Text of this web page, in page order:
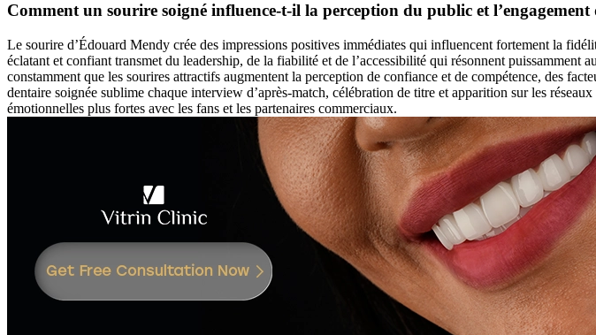
Comment un sourire soigné influence-t-il la perception du public et l’engagement
Le sourire d’Édouard Mendy crée des impressions positives immédiates qui influencent fortement la
éclatant et confiant transmet du leadership, de la fiabilité et de l’accessibilité qui résonnent
constamment que les sourires attractifs augmentent la perception de confiance et de compétence, des
dentaire soignée sublime chaque interview d’après-match, célébration de titre et apparition sur les
émotionnelles plus fortes avec les fans et les partenaires commerciaux.